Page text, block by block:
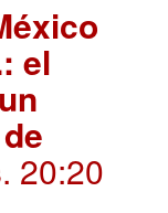
el
. 20:20